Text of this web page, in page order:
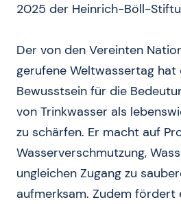
2025 der Heinrich-Böll-
Der von den Vereinten
gerufene Weltwassertag hat
Bewusstsein für die
von Trinkwasser als
zu schärfen. Er macht auf
Wasserverschmutzung,
ungleichen Zugang zu
aufmerksam. Zudem fördert